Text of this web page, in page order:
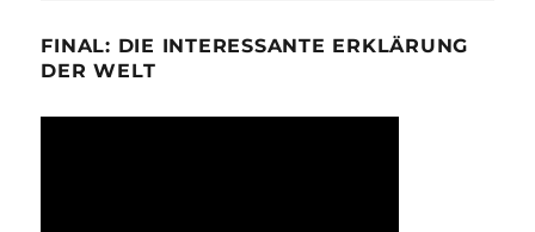
FINAL: DIE INTERESSANTE ERKLÄRUNG
DER WELT